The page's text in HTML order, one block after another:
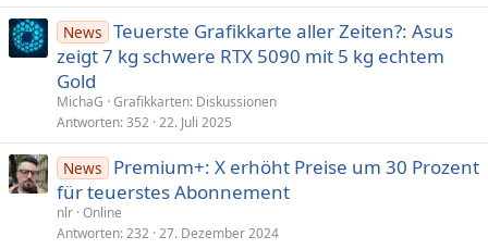
News Teuerste Grafikkarte aller Zeiten?: Asus
zeigt 7 kg schwere RTX 5090 mit 5 kg echtem
Gold
MichaG Grafikkarten: Diskussionen
Antworten 352 22. Juli 2025
News
Premium+: X erhöht Preise um 30 Prozent
für teuerstes Abonnement
nlr Online
Antworten 232 27. Dezember 2024